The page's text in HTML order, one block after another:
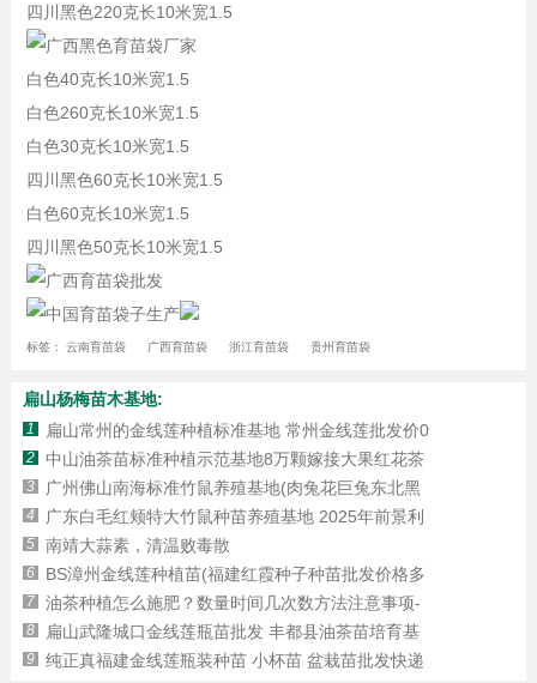
四川黑色220克长10米宽1.5
白色40克长10米宽1.5
白色260克长10米宽1.5
白色30克长10米宽1.5
四川黑色60克长10米宽1.5
白色60克长10米宽1.5
四川黑色50克长10米宽1.5
标签： 云南育苗袋 广西育苗袋 浙江育苗袋 贵州育苗袋
扁山杨梅苗木基地:
1 扁山常州的金线莲种植标准基地 常州金线莲批发价0
2 中山油茶苗标准种植示范基地8万颗嫁接大果红花茶
3 广州佛山南海标准竹鼠养殖基地(肉兔花巨兔东北黑
4 广东白毛红颊特大竹鼠种苗养殖基地 2025年前景利
5 南靖大蒜素，清温败毒散
6 BS漳州金线莲种植苗(福建红霞种子种苗批发价格多
7 油茶种植怎么施肥？数量时间几次数方法注意事项-
8 扁山武隆城口金线莲瓶苗批发 丰都县油茶苗培育基
9 纯正真福建金线莲瓶装种苗 小杯苗 盆栽苗批发快递